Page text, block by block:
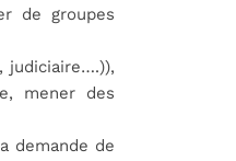
de groupes
judiciaire….)),
mener des
demande de